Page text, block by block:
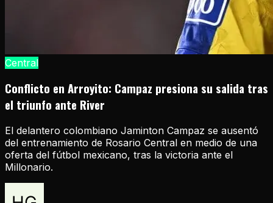
Central
Conflicto en Arroyito: Campaz presiona su salida tras
el triunfo ante River
El delantero colombiano Jaminton Campaz se ausentó
del entrenamiento de Rosario Central en medio de una
oferta del fútbol mexicano, tras la victoria ante el
Millonario.